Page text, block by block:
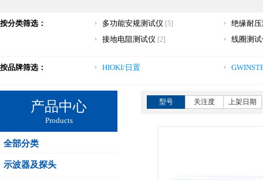
按分类筛选： 多功能安规测试仪 [5]
绝缘耐
接地电阻测试仪 [2] 线圈测
按品牌筛选： HIOKI/日置
产品中心
Products
全部分类
示波器及探头
型号 关注度 上架日期